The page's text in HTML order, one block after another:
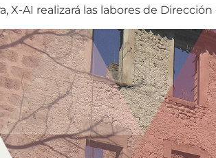
X-AI realizará las labores de